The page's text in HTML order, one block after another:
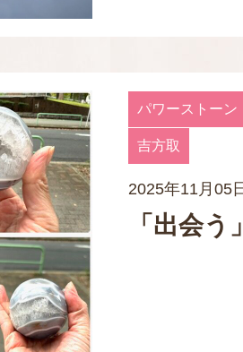
パワーストーン
吉方取
2025年11月05
「出会う